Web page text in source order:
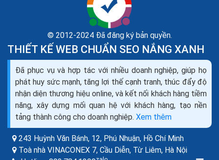
các công ty seo
Theo như Wikipedia, SEO là tối ưu hóa công cụ tìm
kiếm (tiếng Anh: Search Engine Optimization- viết
tắt: SEO), là một tập hợp các phương pháp nhằm...
© 2012-2024 Đã đăng ký bản quyền.
THIẾT KẾ WEB CHUẨN SEO NẮNG XANH
Đã phục vụ và hợp tác với nhiều doanh nghiệp, giúp họ
phát huy sức mạnh, tăng lợi thế cạnh tranh, thúc đẩy độ
nhận diện thương hiệu online, và kết nối khách hàng tiềm
năng, xây dựng mối quan hệ với khách hàng, tạo nền
tảng thành công cho doanh nghiệp. Xem thêm
243 Huỳnh Văn Bánh, 12, Phú Nhuận, Hồ Chí Minh
Toà nhà VINACONEX 7, Cầu Diễn, Từ Liêm, Hà Nội